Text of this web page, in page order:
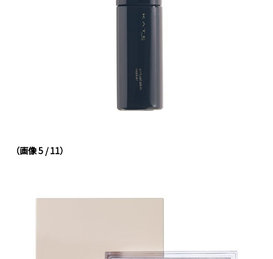
（画像 5 / 11）